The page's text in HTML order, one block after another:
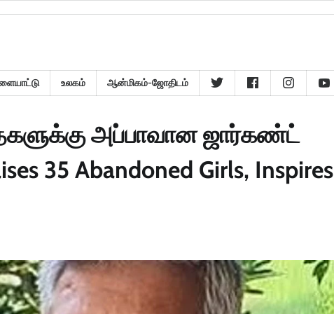
உலகம் ஆன்மிகம்-ஜோதிடம்
அப்பாவான ஜார்கண்ட்
35 Abandoned Girls, Inspires